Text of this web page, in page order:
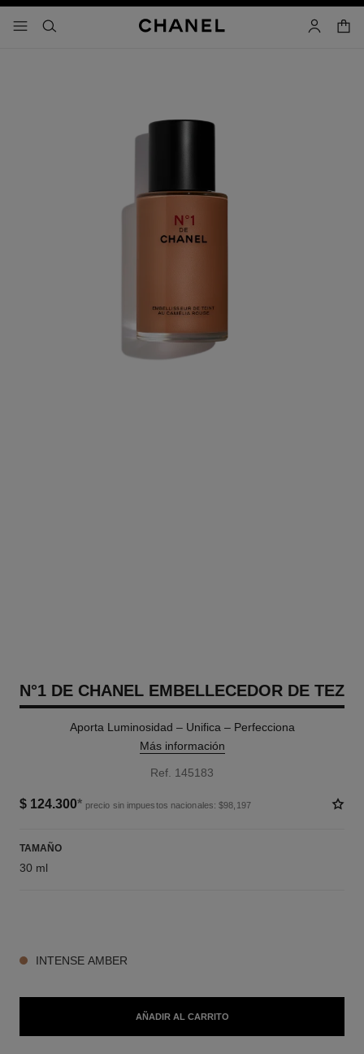
- navegación principal
buscar cuenta
N°1 DE CHANEL EMBELLECEDOR DE TEZ
Aporta Luminosidad – Unifica – Perfecciona
Más información
Ref. 145183
$ 124.300* precio sin impuestos nacionales: $98,197
TAMAÑO
30 ml
INTENSE AMBER
AÑADIR AL CARRITO